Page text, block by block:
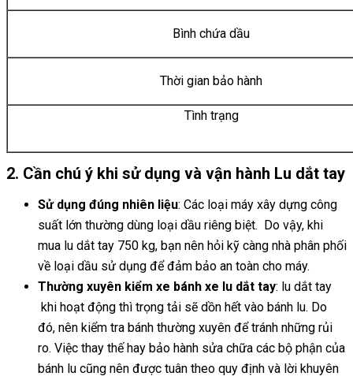
Bình chứa dầu
Thời gian bảo hành
Tình trạng
2. Cần chú ý khi sử dụng và vận hành Lu dắt tay
Sử dụng đúng nhiên liệu: Các loại máy xây dựng công
suất lớn thường dùng loại dầu riêng biệt. Do vậy, khi
mua lu dắt tay 750 kg, bạn nên hỏi kỹ càng nhà phân phối
về loại dầu sử dụng để đảm bảo an toàn cho máy.
Thường xuyên kiểm xe bánh xe lu dắt tay: lu dắt tay
khi hoạt động thì trọng tải sẽ dồn hết vào bánh lu. Do
đó, nên kiểm tra bánh thường xuyên để tránh những rủi
ro. Việc thay thế hay bảo hành sửa chữa các bộ phận của
bánh lu cũng nên được tuân theo quy định và lời khuyên